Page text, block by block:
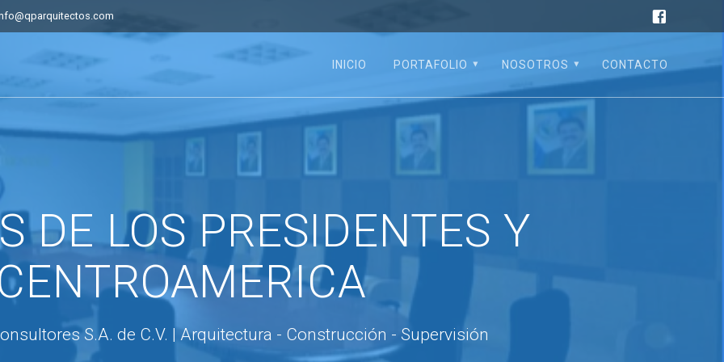
INICIO PORTAFOLIO NOSOTROS CONTACTO
DE LOS PRESIDENTES Y
S.A. de C.V. | Arquitectura - Construcción - Supervisión